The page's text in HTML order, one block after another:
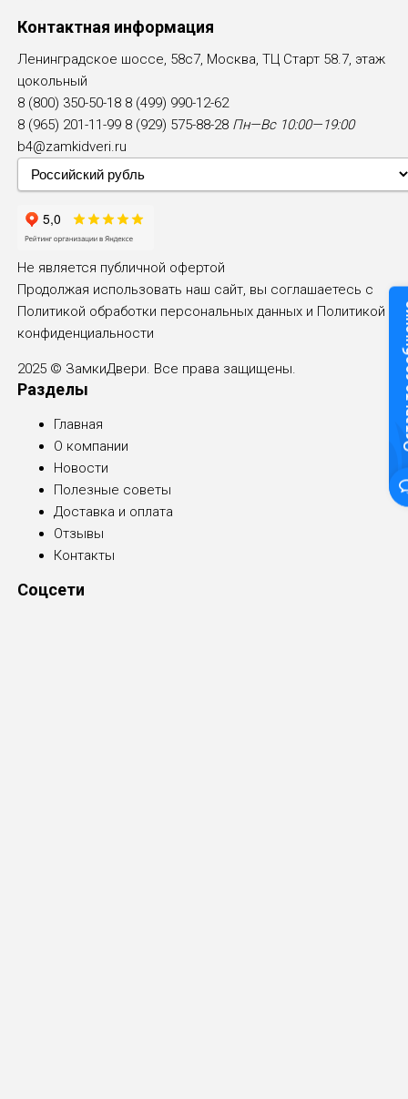
Контактная информация
Ленинградское шоссе, 58с7, Москва, ТЦ Старт 58.7, этаж
цокольный
8 (800) 350-50-18 8 (499) 990-12-62
8 (965) 201-11-99 8 (929) 575-88-28 Пн—Вс 10:00—19:00
b4@zamkidveri.ru
Не является публичной офертой
Продолжая использовать наш сайт, вы соглашаетесь с
Политикой обработки персональных данных и Политикой
конфиденциальности
2025 © ЗамкиДвери. Все права защищены.
Разделы
Главная
О компании
Новости
Полезные советы
Доставка и оплата
Отзывы
Контакты
Соцсети